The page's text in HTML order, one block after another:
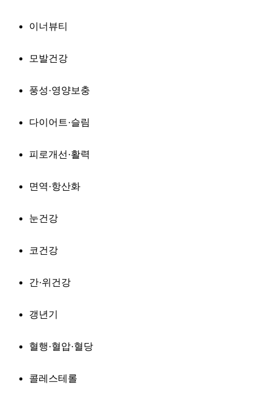
이너뷰티
모발건강
풍성·영양보충
다이어트·슬림
피로개선·활력
면역·항산화
눈건강
코건강
간·위건강
갱년기
혈행·혈압·혈당
콜레스테롤